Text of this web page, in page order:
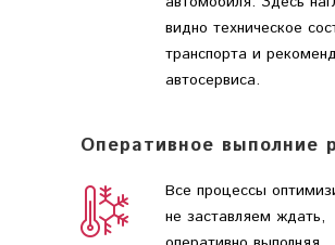
видно техническое
транспорта и
автосервиса.
Оперативное выполние
Все процессы
не заставляем ждать,